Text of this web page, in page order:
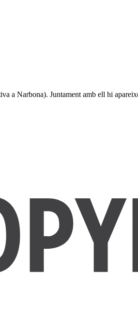
a Narbona). Juntament amb ell hi